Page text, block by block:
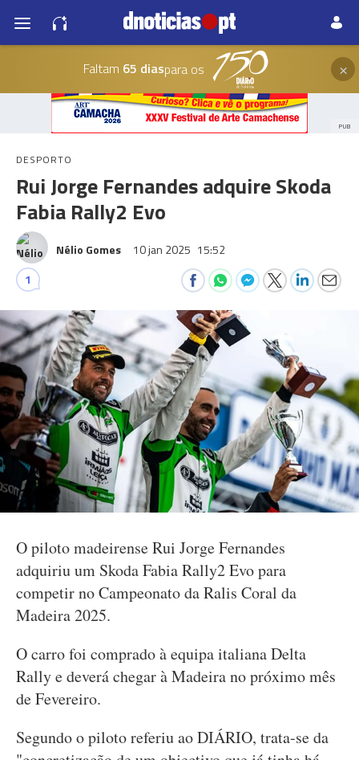
Faltam 65 diaspara os ×
PUB
DESPORTO
Rui Jorge Fernandes adquire Skoda
Fabia Rally2 Evo
Nélio Gomes 10 jan 2025 15:52
1
O piloto madeirense Rui Jorge Fernandes
adquiriu um Skoda Fabia Rally2 Evo para
competir no Campeonato da Ralis Coral da
Madeira 2025.
O carro foi comprado à equipa italiana Delta
Rally e deverá chegar à Madeira no próximo mês
de Fevereiro.
Segundo o piloto referiu ao DIÁRIO, trata-se da